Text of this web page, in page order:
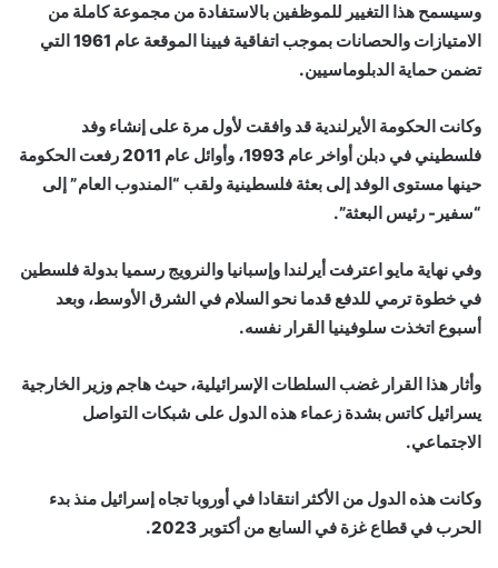
وسيسمح هذا التغيير للموظفين بالاستفادة من مجموعة كاملة من
الامتيازات والحصانات بموجب اتفاقية فيينا الموقعة عام 1961 التي
تضمن حماية الدبلوماسيين.
وكانت الحكومة الأيرلندية قد وافقت لأول مرة على إنشاء وفد
فلسطيني في دبلن أواخر عام 1993، وأوائل عام 2011 رفعت الحكومة
حينها مستوى الوفد إلى بعثة فلسطينية ولقب “المندوب العام” إلى
“سفير- رئيس البعثة”.
وفي نهاية مايو اعترفت أيرلندا وإسبانيا والنرويج رسميا بدولة فلسطين
في خطوة ترمي للدفع قدما نحو السلام في الشرق الأوسط، وبعد
أسبوع اتخذت سلوفينيا القرار نفسه.
وأثار هذا القرار غضب السلطات الإسرائيلية، حيث هاجم وزير الخارجية
يسرائيل كاتس بشدة زعماء هذه الدول على شبكات التواصل
الاجتماعي.
وكانت هذه الدول من الأكثر انتقادا في أوروبا تجاه إسرائيل منذ بدء
الحرب في قطاع غزة في السابع من أكتوبر 2023.